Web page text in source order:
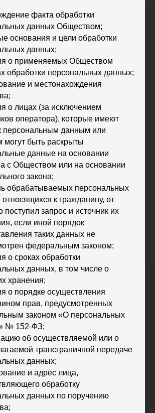
факта обработки
данных Обществом;
основания и цели обработки
данных;
о применяемых Обществом
обработки персональных данных;
и местонахождения
о лицах (за исключением
оператора), которые имеют
персональным данным или
могут быть раскрыты
данные на основании
с Обществом или на основании
закона;
обрабатываемых персональных
к гражданину, от
поступил запрос и источник их
если иной порядок
таких данных не
федеральным законом;
о сроках обработки
данных, в том числе о
хранения;
о порядке осуществления
прав, предусмотренных
законом «О персональных
№ 152-ФЗ;
об осуществляемой или о
трансграничной передаче
данных;
и адрес лица,
обработку
данных по поручению